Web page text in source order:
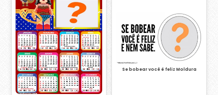
Se bobear você é feliz Moldura